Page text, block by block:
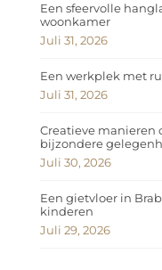
Een sfeervolle
woonkamer
Juli 31, 2026
Een werkplek met
Juli 31, 2026
Creatieve manieren
bijzondere
Juli 30, 2026
Een gietvloer in
kinderen
Juli 29, 2026